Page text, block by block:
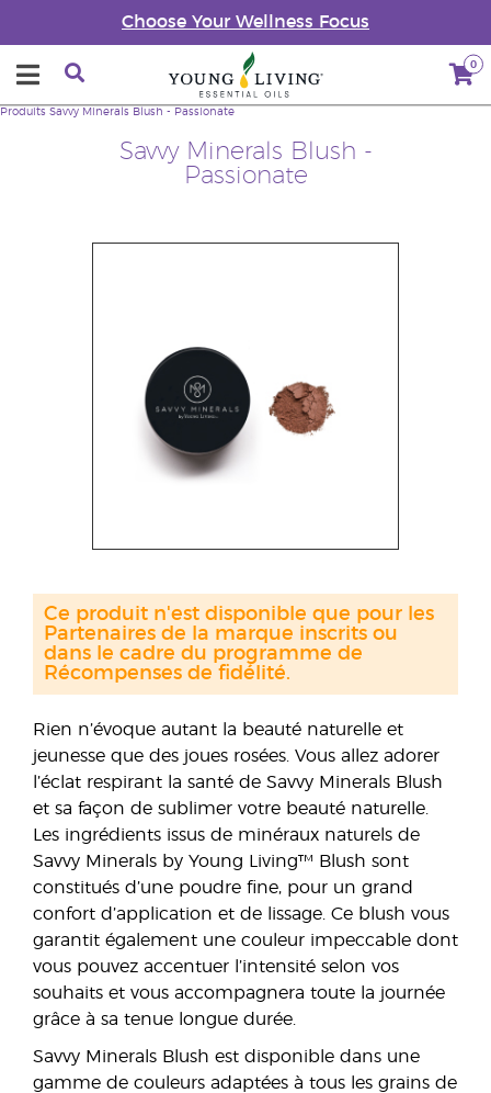
Choose Your Wellness Focus
0
Savvy Minerals Blush -
Passionate
Produits Savvy Minerals Blush - Passionate
Rien n’évoque autant la beauté naturelle et
jeunesse que des joues rosées. Vous allez adorer
l’éclat respirant la santé de Savvy Minerals Blush
et sa façon de sublimer votre beauté naturelle.
Les ingrédients issus de minéraux naturels de
Savvy Minerals by Young Living™ Blush sont
constitués d’une poudre fine, pour un grand
confort d’application et de lissage. Ce blush vous
garantit également une couleur impeccable dont
vous pouvez accentuer l’intensité selon vos
souhaits et vous accompagnera toute la journée
grâce à sa tenue longue durée.
Savvy Minerals Blush est disponible dans une
gamme de couleurs adaptées à tous les grains de
Ce produit n'est disponible que pour les
Partenaires de la marque inscrits ou
dans le cadre du programme de
Récompenses de fidélité.